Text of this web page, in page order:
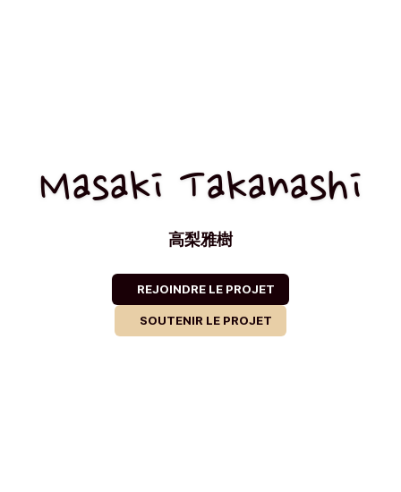
Masaki Takanashi
高梨雅樹
REJOINDRE LE PROJET
SOUTENIR LE PROJET